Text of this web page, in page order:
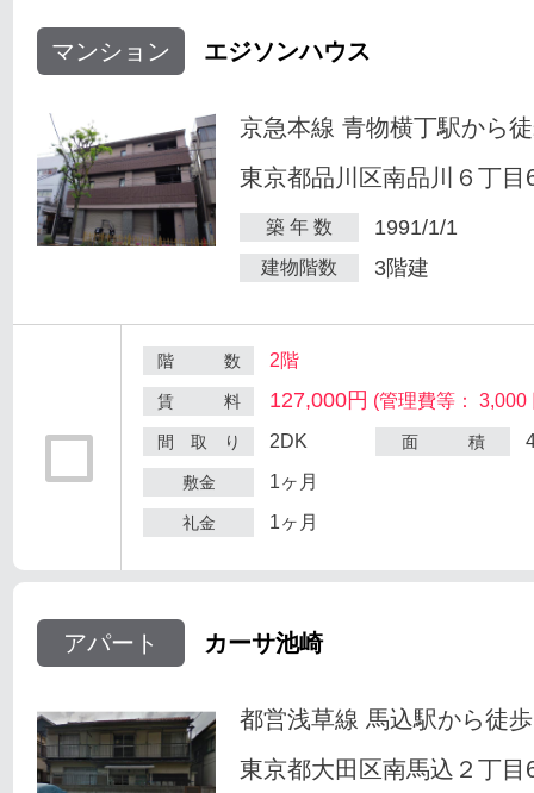
マンション エジソンハウス
京急本線 青物横丁駅から
東京都品川区南品川６丁目
築 年 数 1991/1/1
建物階数 3階建
階 数 2階
賃 料 127,000円 (管理費等： 3,000
間 取 り 2DK 面 積
敷金 1ヶ月
礼金 1ヶ月
アパート カーサ池崎
都営浅草線 馬込駅から徒
東京都大田区南馬込２丁目